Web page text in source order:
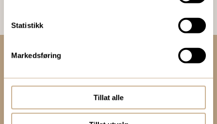
Statistikk
Markedsføring
Tillat alle
+47 67 51 86 00
ortomedic@ortomedic.no